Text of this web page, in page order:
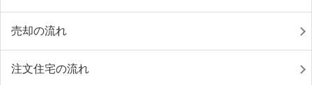
売却の流れ
注文住宅の流れ